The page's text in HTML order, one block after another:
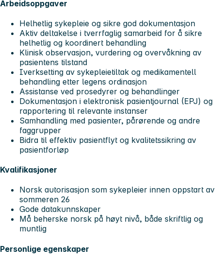
Arbeidsoppgaver
Helhetlig sykepleie og sikre god dokumentasjon
Aktiv deltakelse i tverrfaglig samarbeid for å sikre
helhetlig og koordinert behandling
Klinisk observasjon, vurdering og overvåkning av
pasientens tilstand
Iverksetting av sykepleietiltak og medikamentell
behandling etter legens ordinasjon
Assistanse ved prosedyrer og behandlinger
Dokumentasjon i elektronisk pasientjournal (EPJ) og
rapportering til relevante instanser
Samhandling med pasienter, pårørende og andre
faggrupper
Bidra til effektiv pasientflyt og kvalitetssikring av
pasientforløp
Kvalifikasjoner
Norsk autorisasjon som sykepleier innen oppstart av
sommeren 26
Gode datakunnskaper
Må beherske norsk på høyt nivå, både skriftlig og
muntlig
Personlige egenskaper